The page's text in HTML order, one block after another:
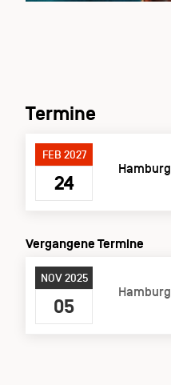
Termine
FEB 2027
24
Hamburg
Vergangene Termine
NOV 2025
05
Hamburg